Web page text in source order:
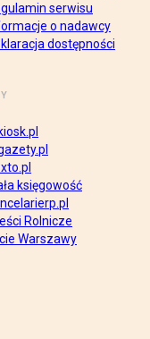
serwisu
o nadawcy
dostępności
księgowość
Rolnicze
Warszawy